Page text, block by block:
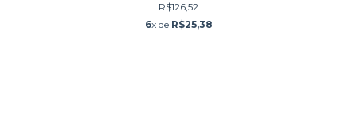
R$126,52
6x de R$25,38